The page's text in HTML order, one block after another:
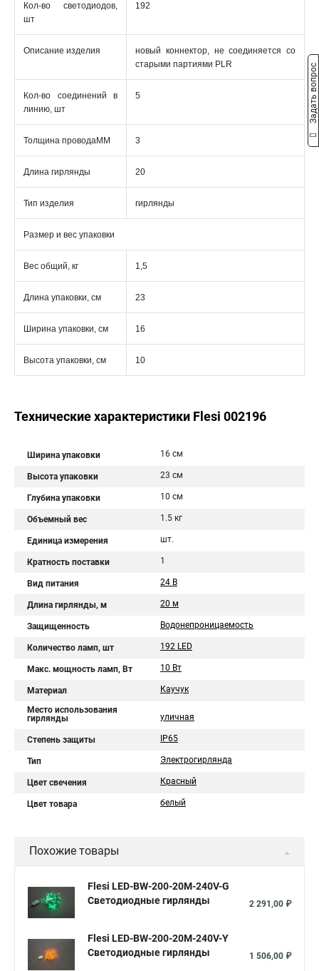
Кол-во светодиодов,
шт
192
Описание изделия
новый коннектор, не соединяется со
старыми партиями PLR
Кол-во соединений в
линию, шт
5
Толщина проводаММ 3
Длина гирлянды 20
Тип изделия гирлянды
Размер и вес упаковки
Вес общий, кг 1,5
Длина упаковки, см 23
Ширина упаковки, см 16
Высота упаковки, см 10
Технические характеристики Flesi 002196
Ширина упаковки 16 см
Высота упаковки 23 см
Глубина упаковки 10 см
Объемный вес 1.5 кг
Единица измерения шт.
Кратность поставки 1
Вид питания 24 В
Длина гирлянды, м 20 м
Защищенность Водонепроницаемость
Количество ламп, шт 192 LED
Макс. мощность ламп, Вт 10 Вт
Материал Каучук
Место использования
гирлянды
уличная
Степень защиты IP65
Тип Электрогирлянда
Цвет свечения Красный
Цвет товара белый
Похожие товары
Flesi LED-BW-200-20M-240V-G
Светодиодные гирлянды
2 291,00 ₽
Flesi LED-BW-200-20M-240V-Y
Светодиодные гирлянды
1 506,00 ₽
Задать вопрос